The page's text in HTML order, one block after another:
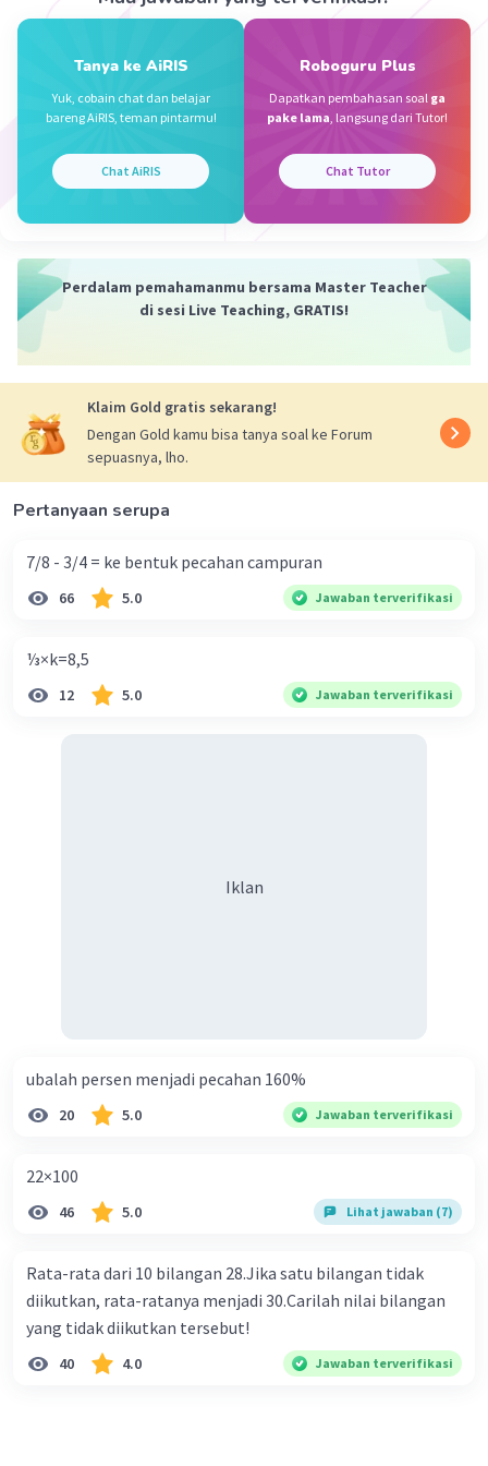
Only Z Level 25
koreksi sedikit itu nomor 5 ganti menjadi 325 : -20 =
16,25
Iklan
Ka Y
+ : + = +
Beri Rating Balas
Tanya ke AiRIS
Yuk, cobain chat dan belajar
bareng AiRIS, teman pintarmu!
Chat AiRIS
Roboguru Plus
Dapatkan pembahasan soal ga
pake lama, langsung dari Tutor!
Chat Tutor
Perdalam pemahamanmu bersama Master Teacher
di sesi Live Teaching, GRATIS!
Klaim Gold gratis sekarang!
Dengan Gold kamu bisa tanya soal ke Forum
sepuasnya, lho.
Pertanyaan serupa
7/8 - 3/4 = ke bentuk pecahan campuran
66 5.0 Jawaban terverifikasi
⅓×k=8,5
12 5.0 Jawaban terverifikasi
Iklan
ubalah persen menjadi pecahan 160%
20 5.0 Jawaban terverifikasi
22×100
46 5.0 Lihat jawaban (7)
Rata-rata dari 10 bilangan 28.Jika satu bilangan tidak
diikutkan, rata-ratanya menjadi 30.Carilah nilai bilangan
yang tidak diikutkan tersebut!
40 4.0 Jawaban terverifikasi